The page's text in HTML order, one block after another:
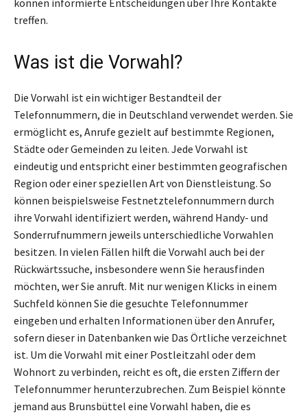
treffen.
Was ist die Vorwahl?
Die Vorwahl ist ein wichtiger Bestandteil der
Telefonnummern, die in Deutschland verwendet werden. Sie
ermöglicht es, Anrufe gezielt auf bestimmte Regionen,
Städte oder Gemeinden zu leiten. Jede Vorwahl ist
eindeutig und entspricht einer bestimmten geografischen
Region oder einer speziellen Art von Dienstleistung. So
können beispielsweise Festnetztelefonnummern durch
ihre Vorwahl identifiziert werden, während Handy- und
Sonderrufnummern jeweils unterschiedliche Vorwahlen
besitzen. In vielen Fällen hilft die Vorwahl auch bei der
Rückwärtssuche, insbesondere wenn Sie herausfinden
möchten, wer Sie anruft. Mit nur wenigen Klicks in einem
Suchfeld können Sie die gesuchte Telefonnummer
eingeben und erhalten Informationen über den Anrufer,
sofern dieser in Datenbanken wie Das Örtliche verzeichnet
ist. Um die Vorwahl mit einer Postleitzahl oder dem
Wohnort zu verbinden, reicht es oft, die ersten Ziffern der
Telefonnummer herunterzubrechen. Zum Beispiel könnte
jemand aus Brunsbüttel eine Vorwahl haben, die es